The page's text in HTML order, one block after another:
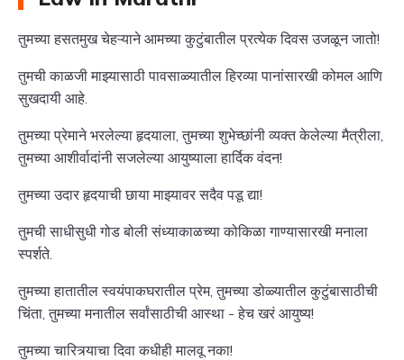
तुमच्या हसतमुख चेहऱ्याने आमच्या कुटुंबातील प्रत्येक दिवस उजळून जातो!
तुमची काळजी माझ्यासाठी पावसाळ्यातील हिरव्या पानांसारखी कोमल आणि
सुखदायी आहे.
तुमच्या प्रेमाने भरलेल्या हृदयाला, तुमच्या शुभेच्छांनी व्यक्त केलेल्या मैत्रीला,
तुमच्या आशीर्वादांनी सजलेल्या आयुष्याला हार्दिक वंदन!
तुमच्या उदार हृदयाची छाया माझ्यावर सदैव पडू द्या!
तुमची साधीसुधी गोड बोली संध्याकाळच्या कोकिळा गाण्यासारखी मनाला
स्पर्शते.
तुमच्या हातातील स्वयंपाकघरातील प्रेम, तुमच्या डोळ्यातील कुटुंबासाठीची
चिंता, तुमच्या मनातील सर्वांसाठीची आस्था - हेच खरं आयुष्य!
तुमच्या चारित्र्याचा दिवा कधीही मालवू नका!